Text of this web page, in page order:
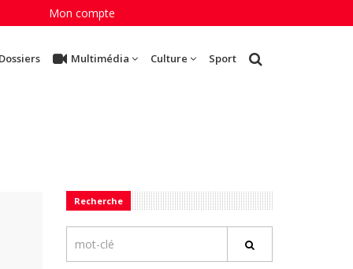
Mon compte
Dossiers Multimédia Culture Sport
Recherche